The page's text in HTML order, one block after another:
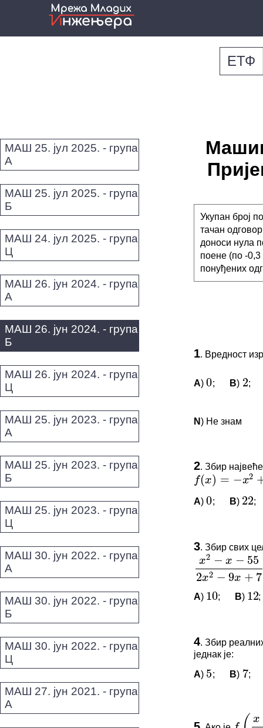
ЕТФ
МАШ 25. јул 2025. - група
А
МАШ 25. јул 2025. - група
Б
МАШ 24. јул 2025. - група
Ц
МАШ 26. јун 2024. - група
А
МАШ 26. јун 2024. - група
Б
МАШ 26. јун 2024. - група
Ц
МАШ 25. јун 2023. - група
А
МАШ 25. јун 2023. - група
Б
МАШ 25. јун 2023. - група
Ц
МАШ 30. јун 2022. - група
А
МАШ 30. јун 2022. - група
Б
МАШ 30. јун 2022. - група
Ц
МАШ 27. јун 2021. - група
А
Укупан број
тачан
доноси нула
поене (по -0,3
понуђених
1. Вредност
A)0; B) 2;
N) Не знам
Овај задатак
*Морате бити
2. Збир
(x ) = − + 6
f(x)= − x2+ 6x+5
A)
0
0; B)
22
22;
Овај задатак
*Морате
3. Збир свих
2 −9 + 7
x2−x−552x2−9x+
A)
10
10; B)
12
12;
Овај задатак
*Морате бити
4. Збир
једнак је:
A)
5
5; B)
7
7;
ПИТАЊА